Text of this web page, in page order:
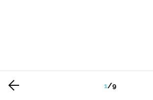
1/9